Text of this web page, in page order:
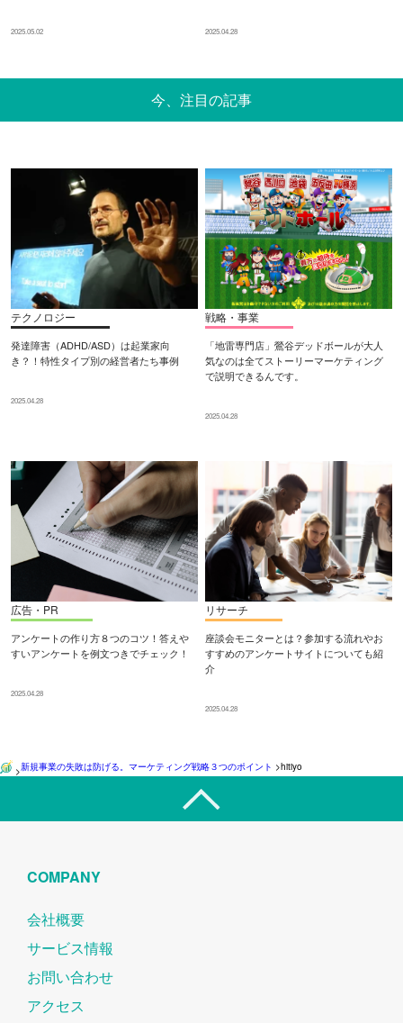
2025.05.02 2025.04.28
今、注目の記事
テクノロジー
発達障害（ADHD/ASD）は起業家向
き？！特性タイプ別の経営者たち事例
2025.04.28
戦略・事業
「地雷専門店」鶯谷デッドボールが大人
気なのは全てストーリーマーケティング
で説明できるんです。
2025.04.28
広告・PR
アンケートの作り方８つのコツ！答えや
すいアンケートを例文つきでチェック！
2025.04.28
リサーチ
座談会モニターとは？参加する流れやお
すすめのアンケートサイトについても紹
介
2025.04.28
>新規事業の失敗は防げる。マーケティング戦略３つのポイント >hitiyo
COMPANY
会社概要
サービス情報
お問い合わせ
アクセス